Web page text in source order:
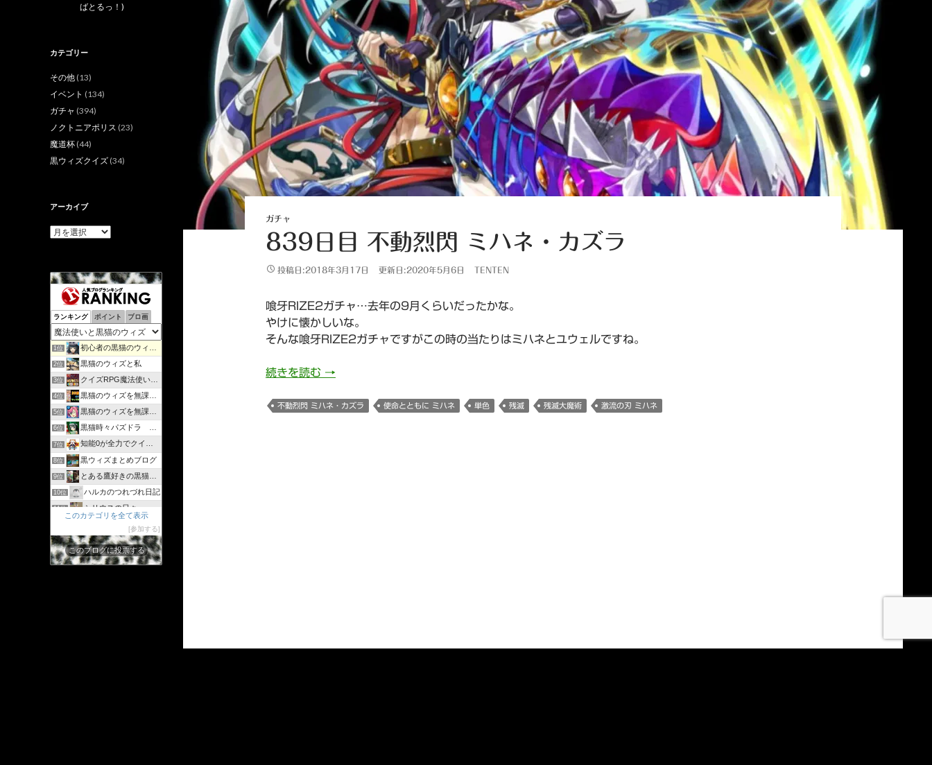
ガチャ
839日目 不動烈閃 ミハネ・カズラ
投稿日:2018年3月17日 更新日:2020年5月6日 TENTEN
喰牙RIZE2ガチャ…去年の9月くらいだったかな。
やけに懐かしいな。
そんな喰牙RIZE2ガチャですがこの時の当たりはミハネとユウェルですね。
続きを読む 839日目 不動烈閃 ミハネ・カズラ
→
不動烈閃 ミハネ・カズラ 使命とともに ミハネ 単色 残滅 残滅大魔術 激流の刃 ミハネ
ばとるっ！)
カテゴリー
その他 (13)
イベント (134)
ガチャ (394)
ノクトニアポリス (23)
魔道杯 (44)
黒ウィズクイズ (34)
アーカイブ
ア
ブ
ランキング ポイント ブロ画
1位 初心者の黒猫のウィズ攻略日記 | のんびりマイペースで攻略…
2位 黒猫のウィズと私
3位 クイズRPG魔法使いと黒猫のウィズを遊んで知識を増やそう
4位 黒猫のウィズを無課金で攻略してみる
5位 黒猫のウィズを無課金でまったりと。
6位 黒猫時々パズドラ ラノベ好きが綴るゲームブログ
7位 知能0が全力でクイズゲーム
8位 黒ウィズまとめブログ
9位 とある鷹好きの黒猫のウィズログ
10位 ハルカのつれづれ日記
11位 シリウスの日々
13位 30過ぎてもゲーム好き
14位 黒猫のウィズと配布クリスタル生活と
このカテゴリを全て表示
参加する
このブログに投票する